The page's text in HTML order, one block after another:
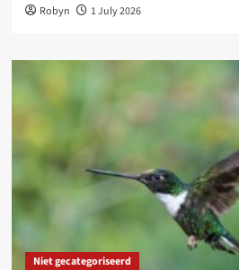
Robyn 1 July 2026
Niet gecategoriseerd